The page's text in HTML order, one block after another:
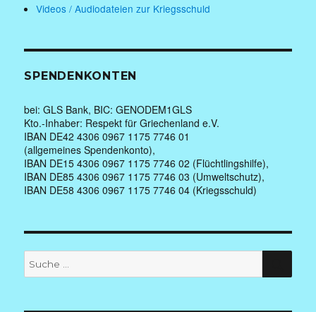
Videos / Audiodateien zur Kriegsschuld
SPENDENKONTEN
bei: GLS Bank, BIC: GENODEM1GLS
Kto.-Inhaber: Respekt für Griechenland e.V.
IBAN DE42 4306 0967 1175 7746 01
(allgemeines Spendenkonto),
IBAN DE15 4306 0967 1175 7746 02 (Flüchtlingshilfe),
IBAN DE85 4306 0967 1175 7746 03 (Umweltschutz),
IBAN DE58 4306 0967 1175 7746 04 (Kriegsschuld)
Suche
nach: